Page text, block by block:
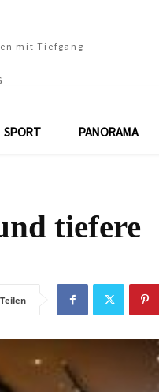
mit Tiefgang
SPORT PANORAMA
tiefere
Teilen